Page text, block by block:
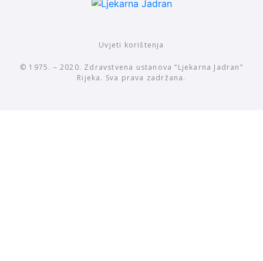
Uvjeti korištenja
© 1975. – 2020. Zdravstvena ustanova “Ljekarna Jadran”
Rijeka. Sva prava zadržana.